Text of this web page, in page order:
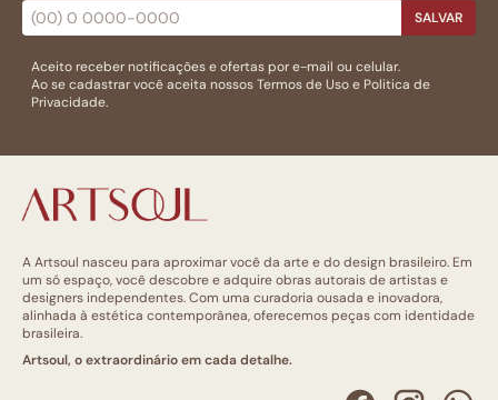
SALVAR
Aceito receber notificações e ofertas por e-mail ou celular.
Ao se cadastrar você aceita nossosTermos de Usoe Politica de
Privacidade.
A Artsoul nasceu para aproximar você da arte e do design brasileiro. Em
um só espaço, você descobre e adquire obras autorais de artistas e
designers independentes. Com uma curadoria ousada e inovadora,
alinhada à estética contemporânea, oferecemos peças com identidade
brasileira.
Artsoul, o extraordinário em cada detalhe.